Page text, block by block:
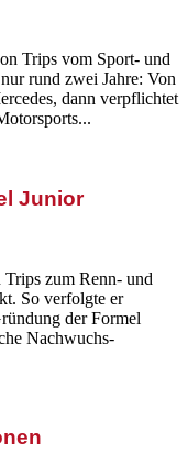
Trips vom Sport- und
rund zwei Jahre: Von
dann verpflichtet
Junior
zum Renn- und
So verfolgte er
der Formel
Nachwuchs-